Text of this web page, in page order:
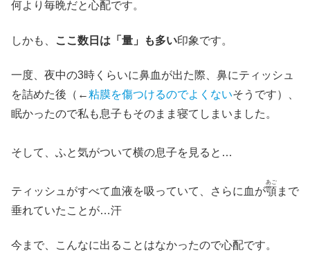
何より毎晩だと心配です。
しかも、 ここ数日は「量」も多い印象です。
一度、夜中の3時くらいに鼻血が出た際、鼻にティッシュ
を詰めた後（←粘膜を傷つけるのでよくないそうです）、
眠かったので私も息子もそのまま寝てしまいました。
そして、ふと気がついて横の息子を見ると…
ティッシュがすべて血液を吸っていて、さらに血が顎
あご
まで
垂れていたことが…汗
今まで、こんなに出ることはなかったので心配です。